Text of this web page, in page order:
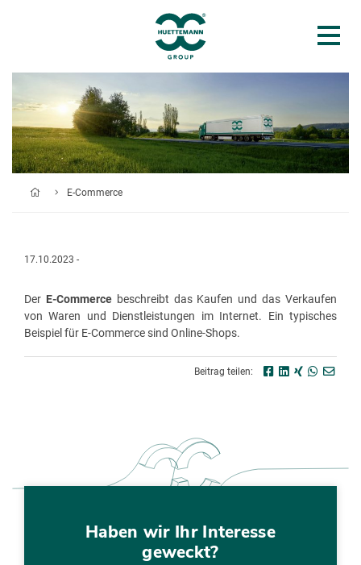
E-Commerce
17.10.2023 -
Der E-Commercebeschreibt das Kaufen und das Verkaufen
von Waren und Dienstleistungen im Internet. Ein typisches
Beispiel für E-Commerce sind Online-Shops.
Beitrag teilen:
Haben wir Ihr Interesse
geweckt?